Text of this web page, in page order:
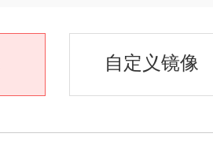
自定义镜像